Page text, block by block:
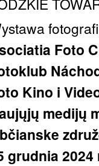
Foto
Kino i
medijų
grudnia 2024